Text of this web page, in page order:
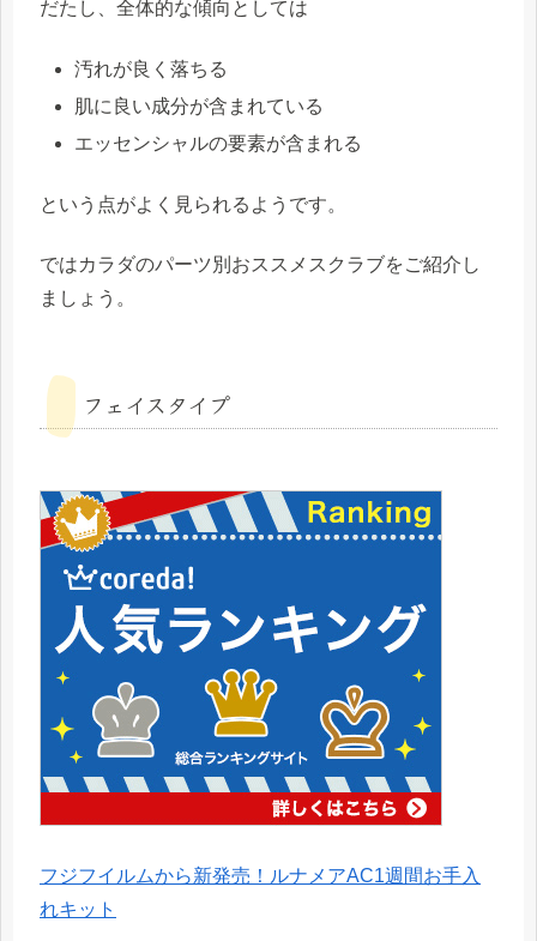
だたし、全体的な傾向としては
汚れが良く落ちる
肌に良い成分が含まれている
エッセンシャルの要素が含まれる
という点がよく見られるようです。
ではカラダのパーツ別おススメスクラブをご紹介し
ましょう。
フェイスタイプ
フジフイルムから新発売！ルナメアAC1週間お手入
れキット